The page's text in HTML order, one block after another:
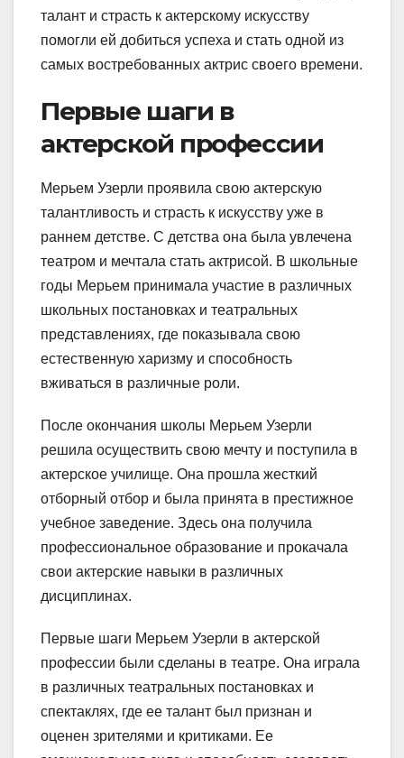
талант и страсть к актерскому искусству
помогли ей добиться успеха и стать одной из
самых востребованных актрис своего времени.
Первые шаги в
актерской профессии
Мерьем Узерли проявила свою актерскую
талантливость и страсть к искусству уже в
раннем детстве. С детства она была увлечена
театром и мечтала стать актрисой. В школьные
годы Мерьем принимала участие в различных
школьных постановках и театральных
представлениях, где показывала свою
естественную харизму и способность
вживаться в различные роли.
После окончания школы Мерьем Узерли
решила осуществить свою мечту и поступила в
актерское училище. Она прошла жесткий
отборный отбор и была принята в престижное
учебное заведение. Здесь она получила
профессиональное образование и прокачала
свои актерские навыки в различных
дисциплинах.
Первые шаги Мерьем Узерли в актерской
профессии были сделаны в театре. Она играла
в различных театральных постановках и
спектаклях, где ее талант был признан и
оценен зрителями и критиками. Ее